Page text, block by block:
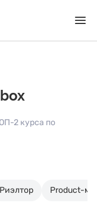
2 курса по
Риэлтор Product-